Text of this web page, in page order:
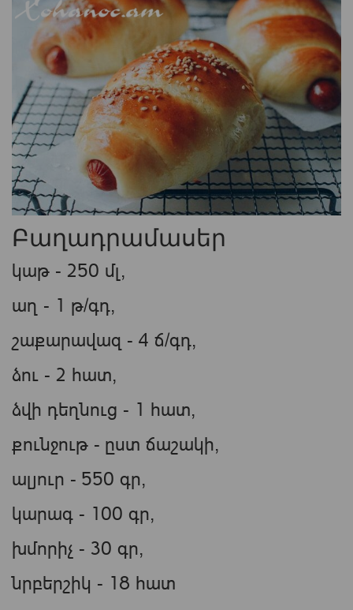
Բաղադրամասեր
կաթ - 250 մլ,
աղ - 1 թ/գդ,
շաքարավազ - 4 ճ/գդ,
ձու - 2 հատ,
ձվի դեղնուց - 1 հատ,
քունջութ - ըստ ճաշակի,
ալյուր - 550 գր,
կարագ - 100 գր,
խմորիչ - 30 գր,
նրբերշիկ - 18 հատ